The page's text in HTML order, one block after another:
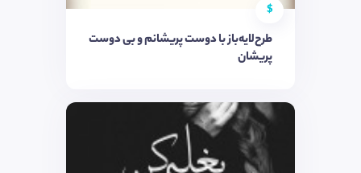
$
طرح‌لایه‌باز با دوست پریشانم و بی دوست
پریشان